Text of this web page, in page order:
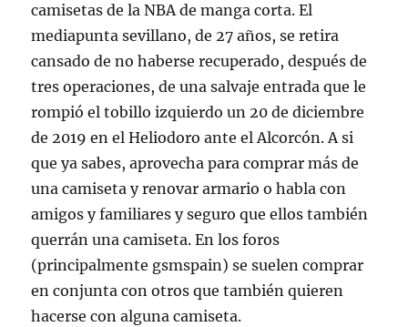
camisetas de la NBA de manga corta. El
mediapunta sevillano, de 27 años, se retira
cansado de no haberse recuperado, después de
tres operaciones, de una salvaje entrada que le
rompió el tobillo izquierdo un 20 de diciembre
de 2019 en el Heliodoro ante el Alcorcón. A si
que ya sabes, aprovecha para comprar más de
una camiseta y renovar armario o habla con
amigos y familiares y seguro que ellos también
querrán una camiseta. En los foros
(principalmente gsmspain) se suelen comprar
en conjunta con otros que también quieren
hacerse con alguna camiseta.